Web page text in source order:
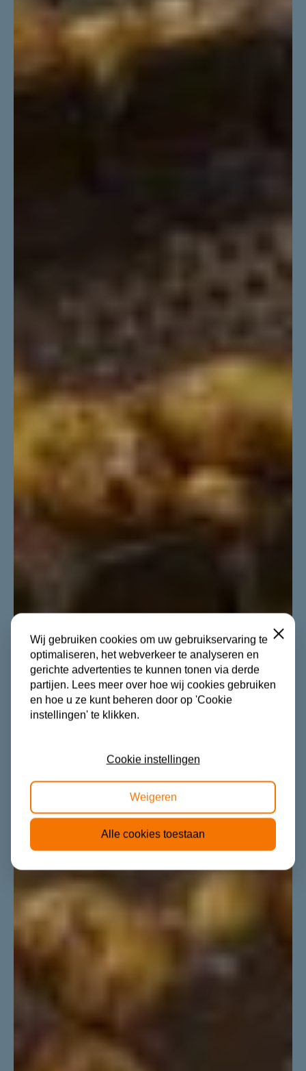
Wij gebruiken cookies om uw gebruikservaring te
optimaliseren, het webverkeer te analyseren en
gerichte advertenties te kunnen tonen via derde
partijen. Lees meer over hoe wij cookies gebruiken
en hoe u ze kunt beheren door op 'Cookie
instellingen' te klikken.
Sluiten
Cookie instellingen
Weigeren
Alle cookies toestaan